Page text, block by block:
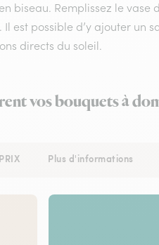
biseau. Remplissez le
est possible d’y ajouter un
directs du soleil.
vos bouquets à
Plus d'informations